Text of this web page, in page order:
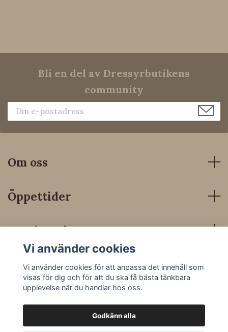
Bli en del av Dressyrbutikens
community
Om oss
Öppettider
Kundservice
Sociala medier
Vi använder cookies
Vi använder cookies för att anpassa det innehåll som
visas för dig och för att du ska få bästa tänkbara
upplevelse när du handlar hos oss.
Godkänn alla